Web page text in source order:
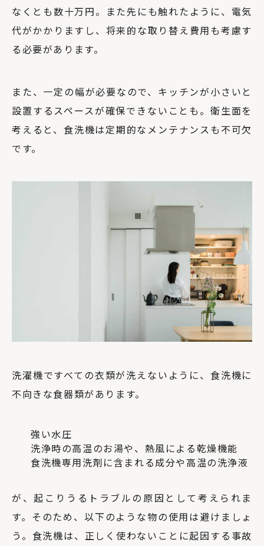
なくとも数十万円。また先にも触れたように、電気
代がかかりますし、将来的な取り替え費用も考慮す
る必要があります。
また、一定の幅が必要なので、キッチンが小さいと
設置するスペースが確保できないことも。衛生面を
考えると、食洗機は定期的なメンテナンスも不可欠
です。
洗濯機ですべての衣類が洗えないように、食洗機に
不向きな食器類があります。
強い水圧
洗浄時の高温のお湯や、熱風による乾燥機能
食洗機専用洗剤に含まれる成分や高温の洗浄液
が、起こりうるトラブルの原因として考えられま
す。そのため、以下のような物の使用は避けましょ
う。食洗機は、正しく使わないことに起因する事故